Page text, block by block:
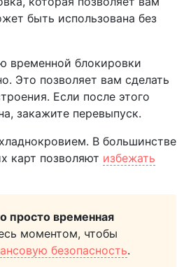
быть использована без
временной блокировки
Это позволяет вам сделать
Если после этого
закажите перевыпуск.
В большинстве
карт позволяют избежать
просто временная
моментом, чтобы
безопасность.